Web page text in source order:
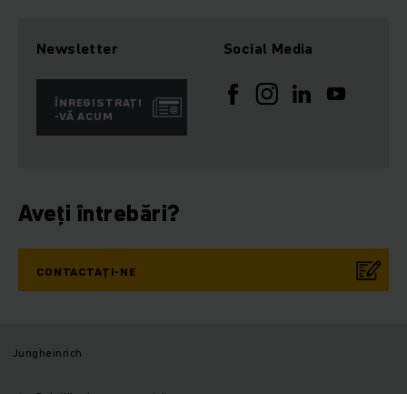
Newsletter
ÎNREGISTRAȚI
-VĂ ACUM
Social Media
Aveți întrebări?
CONTACTAȚI-NE
Jungheinrich